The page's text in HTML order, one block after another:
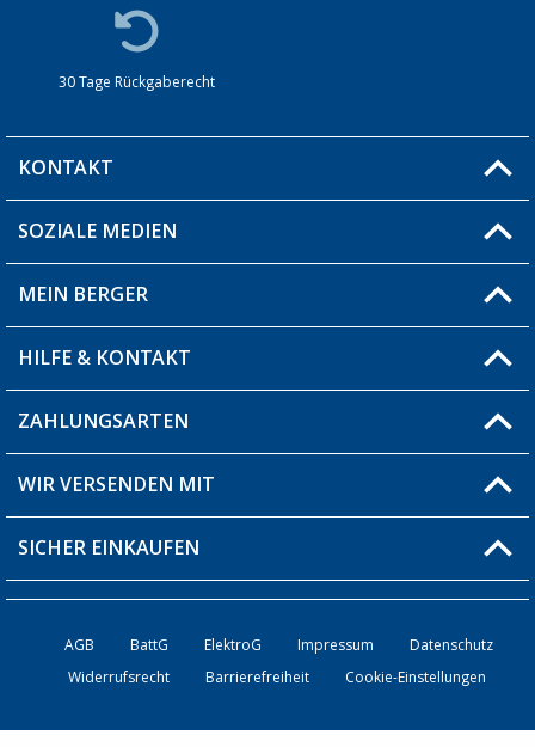
30 Tage Rückgaberecht
KONTAKT
Du hast eine Frage?
Filiale finden
SOZIALE MEDIEN
MEIN BERGER
Blog
Produkttester
Über uns
HILFE & KONTAKT
Fragen & Antworten / FAQ
Versandinformationen
Bestellstatus
Kontakt
ZAHLUNGSARTEN
WIR VERSENDEN MIT
SICHER EINKAUFEN
AGB BattG ElektroG Impressum
Datenschutz
Widerrufsrecht
Barrierefreiheit Cookie-Einstellungen